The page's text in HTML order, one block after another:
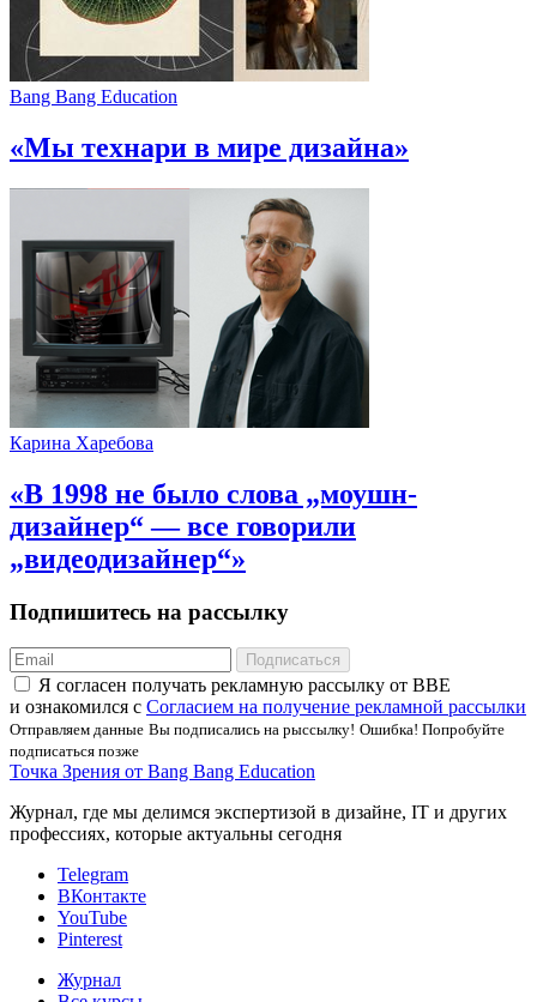
Bang Bang Education
«Мы технари в мире дизайна»
Карина Харебова
«В 1998 не было слова „моушн-
дизайнер“ — все говорили
„видеодизайнер“»
Подпишитесь на рассылку
Подписаться
Я соглаcен получать рекламную рассылку от BBE
и ознакомился с Согласием на получение рекламной рассылки
Отправляем данные Вы подписались на рыссылку! Ошибка! Попробуйте
подписаться позже
Точка Зрения от Bang Bang Education
Журнал, где мы делимся экспертизой в дизайне, IT и других
профессиях, которые актуальны сегодня
Telegram
ВКонтакте
YouTube
Pinterest
Журнал